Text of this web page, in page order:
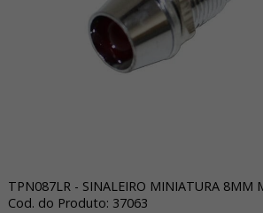
TPN087LR - SINALEIRO MINIATURA 8MM
Cod. do Produto: 37063